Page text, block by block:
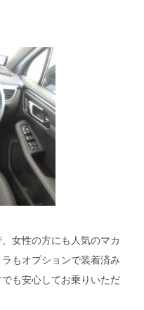
女性の方にも人気のマカ
もオプションで装着済み
も安心してお乗りいただ